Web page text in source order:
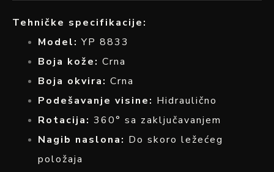
Tehničke specifikacije:
Model: YP 8833
Boja kože: Crna
Boja okvira: Crna
Podešavanje visine: Hidraulično
Rotacija: 360° sa zaključavanjem
Nagib naslona: Do skoro ležećeg
položaja